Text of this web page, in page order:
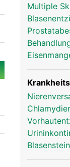
Multiple